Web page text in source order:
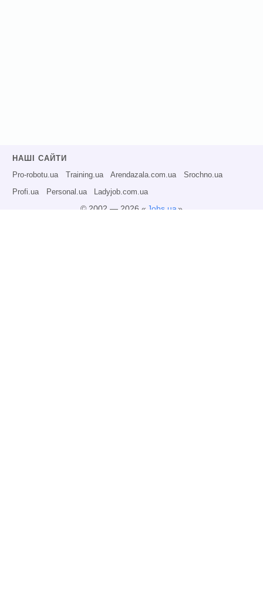
НАШІ САЙТИ
Pro-robotu.ua Training.ua Arendazala.com.ua Srochno.ua
Profi.ua Personal.ua Ladyjob.com.ua
© 2002 — 2026 « Jobs.ua»